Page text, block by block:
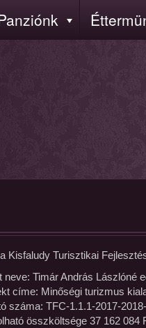
Kisfaludy Turisztikai
neve: Timár András Lászlóné
címe: Minőségi turizmus
száma: TFC-1.1.1-2017-
összköltsége 37 162